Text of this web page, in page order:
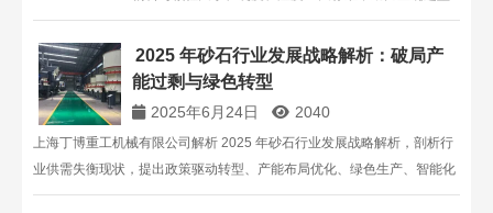
与稳定生产。
2025 年砂石行业发展战略解析：破局产
能过剩与绿色转型
2025年6月24日 2040
上海丁博重工机械有限公司解析 2025 年砂石行业发展战略解析，剖析行
业供需失衡现状，提出政策驱动转型、产能布局优化、绿色生产、智能化
升级及产业链协同等战略路径，助力企业应对市场挑战，实现可持续发